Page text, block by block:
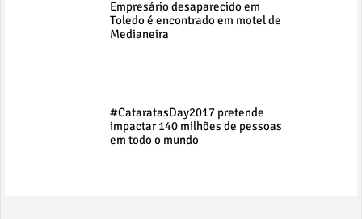
Empresário desaparecido em
Toledo é encontrado em motel de
Medianeira
#CataratasDay2017 pretende
impactar 140 milhões de pessoas
em todo o mundo